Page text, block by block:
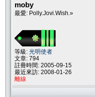
moby
最愛: Polly.Jovi.Wish.»
等級: 光明使者
文章: 794
註冊時間: 2005-09-15
最近來訪: 2008-01-26
離線